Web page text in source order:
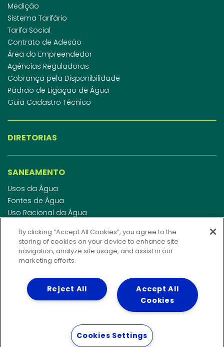
Medição
Sistema Tarifário
Tarifa Social
Contrato de Adesão
Área do Empreendedor
Agências Reguladoras
Cobrança pela Disponibilidade
Padrão de Ligação de Água
Guia Cadastro Técnico
DIRETORIAS
SANEAMENTO
Usos da Água
Fontes de Água
Uso Racional da Água
Esgotamento Sanitário
Regulamento de Água e Esgoto
Indicadores de qualidade da água
INVESTIDORES
By clicking “Accept All Cookies”, you agree to the
storing of cookies on your device to enhance site
navigation, analyze site usage, and assist in our
marketing efforts.
Accept All
Cookies
Reject All
Cookies Settings